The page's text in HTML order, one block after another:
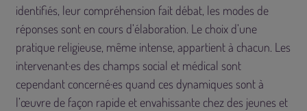
identifiés, leur compréhension fait débat, les modes de
réponses sont en cours d’élaboration. Le choix d’une
pratique religieuse, même intense, appartient à chacun. Les
intervenant·es des champs social et médical sont
cependant concerné·es quand ces dynamiques sont à
l’œuvre de façon rapide et envahissante chez des jeunes et